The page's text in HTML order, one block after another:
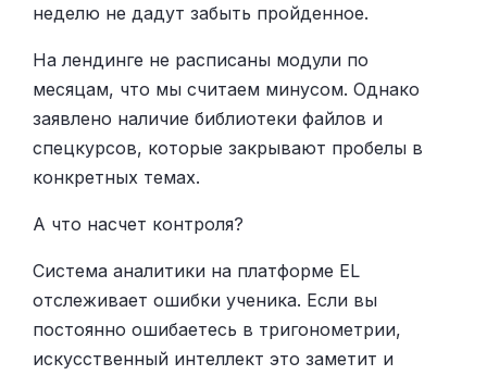
неделю не дадут забыть пройденное.
На лендинге не расписаны модули по
месяцам, что мы считаем минусом. Однако
заявлено наличие библиотеки файлов и
спецкурсов, которые закрывают пробелы в
конкретных темах.
А что насчет контроля?
Система аналитики на платформе EL
отслеживает ошибки ученика. Если вы
постоянно ошибаетесь в тригонометрии,
искусственный интеллект это заметит и